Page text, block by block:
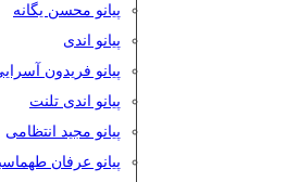
پیانو محسن یگانه
پیانو اندی
پیانو فریدون
پیانو اندی تلنت
پیانو مجید انتظامی
پیانو عرفان